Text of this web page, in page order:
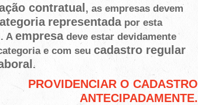
contratual , as empresas devem
representadapor esta
A empresadeve estar devidamente
e com seu cadastro regular
.
PROVIDENCIAR O CADASTRO
ANTECIPADAMENTE.